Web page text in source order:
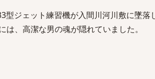
型ジェット練習機が入間川河川敷に墜落
は、高潔な男の魂が隠れていました。